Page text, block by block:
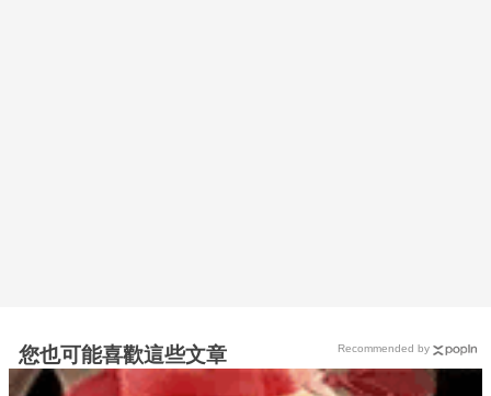
您也可能喜歡這些文章 Recommended by